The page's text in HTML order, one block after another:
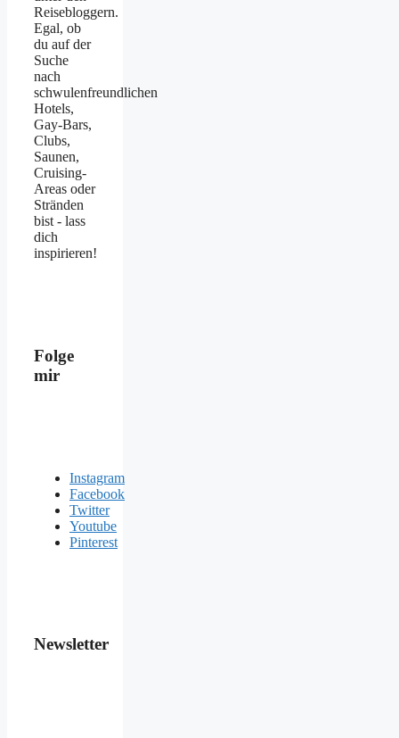
Reisebloggern.
Egal, ob
du auf der
Suche
nach
schwulenfreundlichen
Hotels,
Gay-Bars,
Clubs,
Saunen,
Cruising-
Areas oder
Stränden
bist - lass
dich
inspirieren!
Folge
mir
Instagram
Facebook
Twitter
Youtube
Pinterest
Newsletter